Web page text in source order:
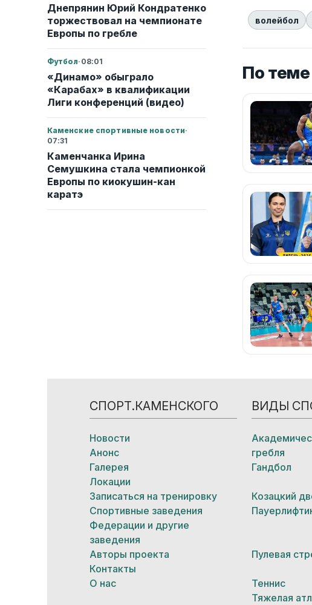
Днепрянин Юрий Кондратенко
торжествовал на чемпионате
Европы по гребле
Футбол· 08:01
«Динамо» обыграло
«Карабах» в квалификации
Лиги конференций (видео)
Каменские спортивные новости·
07:31
Каменчанка Ирина
Семушкина стала чемпионкой
Европы по киокушин-кан
каратэ
волейбол
По теме
СПОРТ.КАМЕНСКОГО
Новости
Анонс
Галерея
Локации
Записаться на тренировку
Спортивные заведения
Федерации и другие
заведения
Авторы проекта
Контакты
О нас
ВИДЫ
гребля
Гандбол
Козацкий
Пулевая
Теннис
Тяжелая